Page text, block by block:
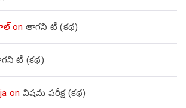
on తాగని టీ (కథ)
టీ (కథ)
on విషమ పరీక్ష (క‌థ‌)